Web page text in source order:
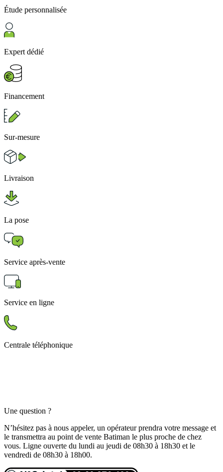
Étude personnalisée
Expert dédié
Financement
Sur-mesure
Livraison
La pose
Service après-vente
Service en ligne
Centrale téléphonique
Une question ?
N’hésitez pas à nous appeler, un opérateur prendra votre message et
le transmettra au point de vente Batiman le plus proche de chez
vous. Ligne ouverte du lundi au jeudi de 08h30 à 18h30 et le
vendredi de 08h30 à 18h00.